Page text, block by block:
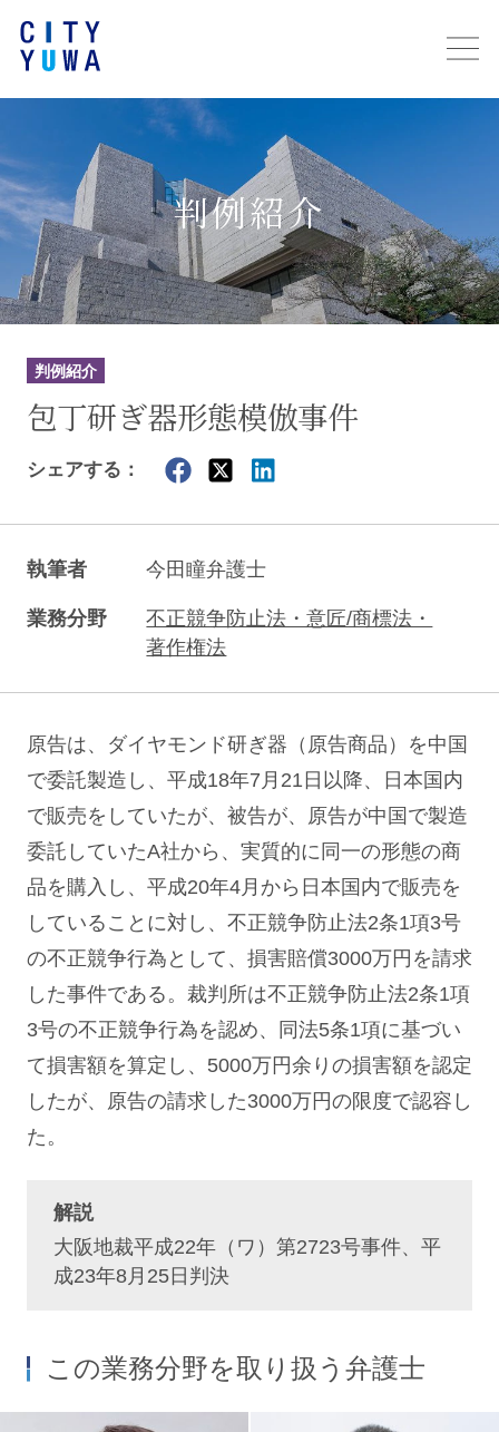
判例紹介
判例紹介
包丁研ぎ器形態模倣事件
シェアする：
執筆者 今田瞳弁護士
業務分野
不正競争防止法・意匠/商標法・
著作権法
原告は、ダイヤモンド研ぎ器（原告商品）を中国
で委託製造し、平成18年7月21日以降、日本国内
で販売をしていたが、被告が、原告が中国で製造
委託していたA社から、実質的に同一の形態の商
品を購入し、平成20年4月から日本国内で販売を
していることに対し、不正競争防止法2条1項3号
の不正競争行為として、損害賠償3000万円を請求
した事件である。裁判所は不正競争防止法2条1項
3号の不正競争行為を認め、同法5条1項に基づい
て損害額を算定し、5000万円余りの損害額を認定
したが、原告の請求した3000万円の限度で認容し
た。
解説
大阪地裁平成22年（ワ）第2723号事件、平
成23年8月25日判決
この業務分野を取り扱う弁護士